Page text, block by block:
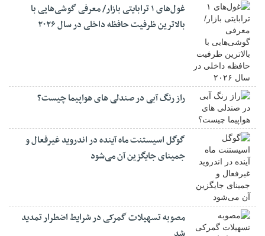
غول‌های ۱ ترابایتی بازار/ معرفی گوشی‌هایی با
بالاترین ظرفیت حافظه داخلی در سال ۲۰۲۶
راز رنگ آبی در صندلی های هواپیما چیست؟
گوگل اسیستنت ماه آینده در اندروید غیرفعال و
جمینای جایگزین آن می‌شود
مصوبه تسهیلات گمرکی در شرایط اضطرار تمدید